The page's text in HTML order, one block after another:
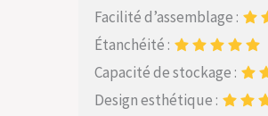
Facilité d’assemblage :
Étanchéité :
Capacité de stockage :
Design esthétique :